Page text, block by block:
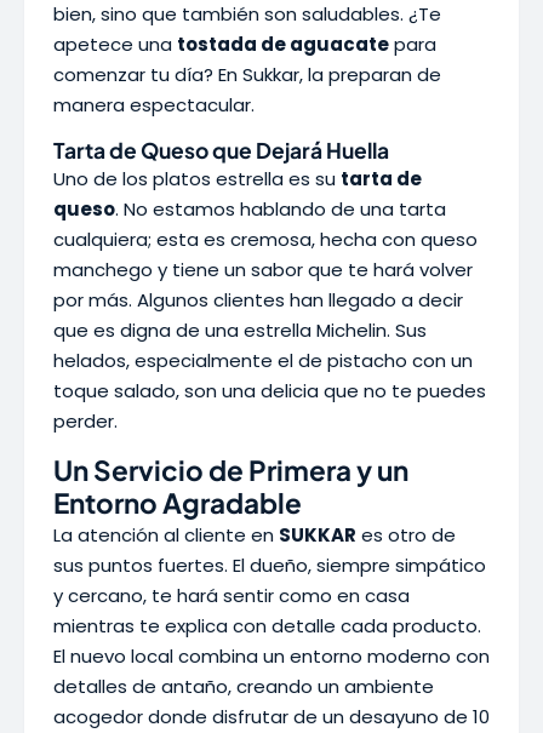
bien, sino que también son saludables. ¿Te
apetece una tostada de aguacatepara
comenzar tu día? En Sukkar, la preparan de
manera espectacular.
Tarta de Queso que Dejará Huella
Uno de los platos estrella es su tarta de
queso. No estamos hablando de una tarta
cualquiera; esta es cremosa, hecha con queso
manchego y tiene un sabor que te hará volver
por más. Algunos clientes han llegado a decir
que es digna de una estrella Michelin. Sus
helados, especialmente el de pistacho con un
toque salado, son una delicia que no te puedes
perder.
Un Servicio de Primera y un
Entorno Agradable
La atención al cliente en SUKKAR es otro de
sus puntos fuertes. El dueño, siempre simpático
y cercano, te hará sentir como en casa
mientras te explica con detalle cada producto.
El nuevo local combina un entorno moderno con
detalles de antaño, creando un ambiente
acogedor donde disfrutar de un desayuno de 10